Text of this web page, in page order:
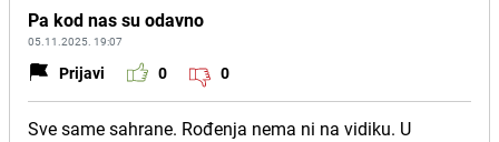
Pa kod nas su odavno
05.11.2025. 19:07
Prijavi 0 0
Sve same sahrane. Rođenja nema ni na vidiku. U